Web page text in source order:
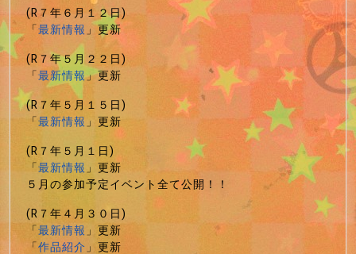
(R７年６月１２日)
「最新情報」更新
(R７年５月２２日)
「最新情報」更新
(R７年５月１５日)
「最新情報」更新
(R７年５月１日)
「最新情報」更新
５月の参加予定イベント全て公開！！
(R７年４月３０日)
「最新情報」更新
「作品紹介」更新